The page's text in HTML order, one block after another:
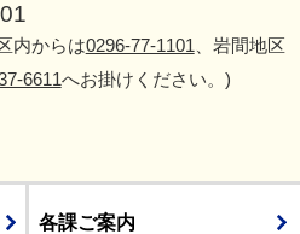
内からは0296-77-1101 、岩間地区
6611へお掛けください。)
各課ご案内